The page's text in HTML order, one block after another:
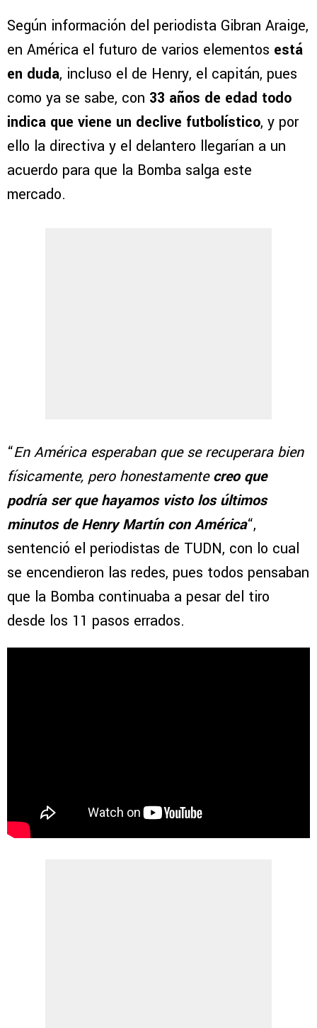
Según información del periodista Gibran Araige,
en América el futuro de varios elementos está
en duda, incluso el de Henry, el capitán, pues
como ya se sabe, con 33 años de edad todo
indica que viene un declive futbolístico, y por
ello la directiva y el delantero llegarían a un
acuerdo para que la Bomba salga este
mercado.
“En América esperaban que se recuperara bien
físicamente, pero honestamentecreo que
podría ser que hayamos visto los últimos
minutos de Henry Martín con América“,
sentenció el periodistas de TUDN, con lo cual
se encendieron las redes, pues todos pensaban
que la Bomba continuaba a pesar del tiro
desde los 11 pasos errados.